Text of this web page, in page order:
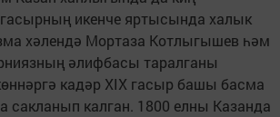
икенче яртысында халык
хәлендә Мортаза Котлыгышев һәм
әлифбасы таралганы
кадәр XIX гасыр башы басма
сакланып калган. 1800 елны Казанда